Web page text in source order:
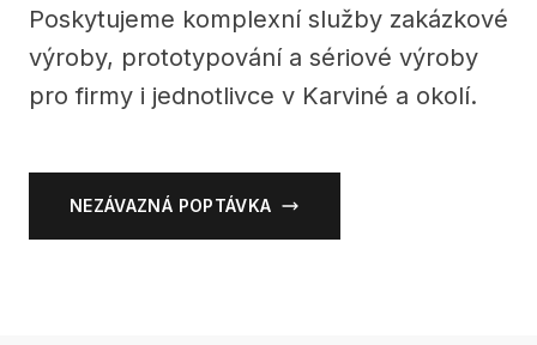
Poskytujeme komplexní služby zakázkové
výroby, prototypování a sériové výroby
pro firmy i jednotlivce v Karviné a okolí.
NEZÁVAZNÁ POPTÁVKA